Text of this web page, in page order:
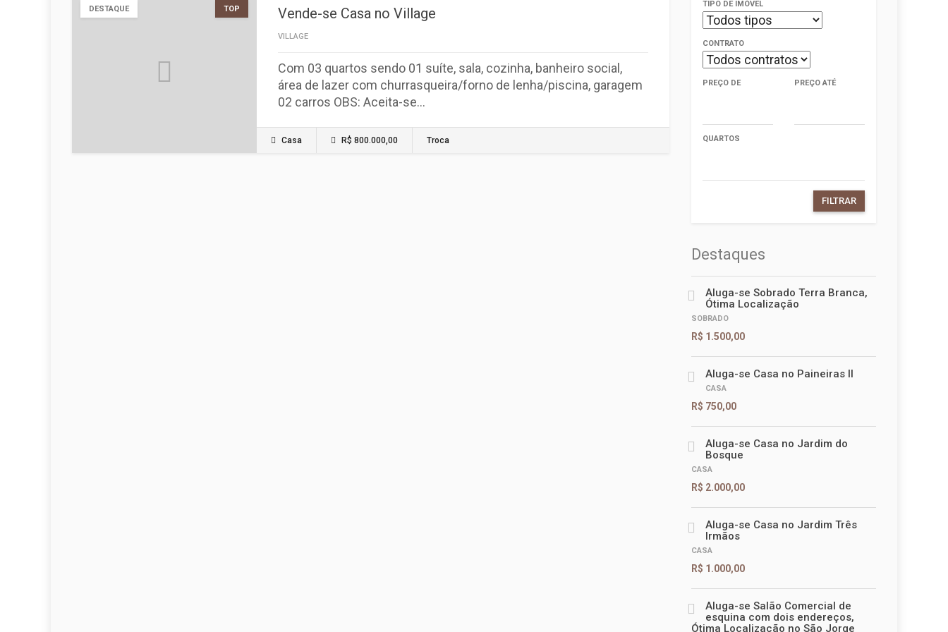
DESTAQUE TOP Vende-se Casa no Village
VILLAGE
Com 03 quartos sendo 01 suíte, sala, cozinha, banheiro social,
área de lazer com churrasqueira/forno de lenha/piscina, garagem
02 carros OBS: Aceita-se…
Casa R$ 800.000,00 Troca
TIPO DE IMÓVEL
CONTRATO
PREÇO DE PREÇO ATÉ
QUARTOS
FILTRAR
Destaques
Aluga-se Sobrado Terra Branca,
Ótima Localização
SOBRADO
R$ 1.500,00
Aluga-se Casa no Paineiras II
CASA
R$ 750,00
Aluga-se Casa no Jardim do
Bosque
CASA
R$ 2.000,00
Aluga-se Casa no Jardim Três
Irmãos
CASA
R$ 1.000,00
Aluga-se Salão Comercial de
esquina com dois endereços,
Ótima Localização no São Jorge